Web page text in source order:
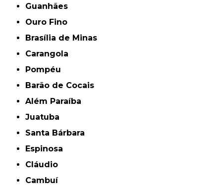
Guanhães
Ouro Fino
Brasília de Minas
Carangola
Pompéu
Barão de Cocais
Além Paraíba
Juatuba
Santa Bárbara
Espinosa
Cláudio
Cambuí